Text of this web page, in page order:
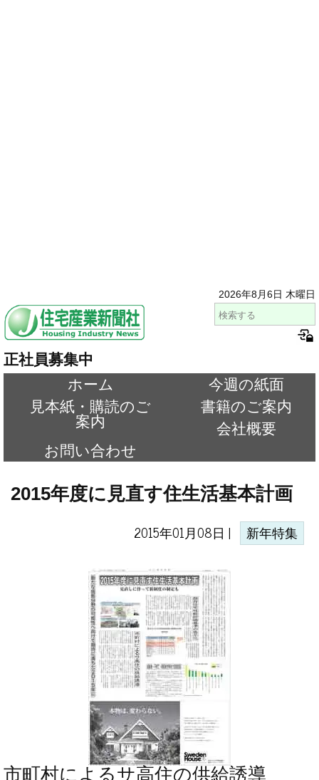
2026年8月6日 木曜日
正社員募集中
ホーム
今週の紙面
見本紙・購読のご
案内
書籍のご案内
会社概要
お問い合わせ
2015年度に見直す住生活基本計画
2015年01月08日 |
新年特集
市町村によるサ高住の供給誘導